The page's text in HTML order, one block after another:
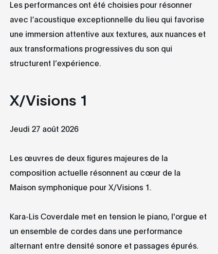
Les performances ont été choisies pour résonner
avec l’acoustique exceptionnelle du lieu qui favorise
une immersion attentive aux textures, aux nuances et
aux transformations progressives du son qui
structurent l’expérience.
X/Visions 1
Jeudi 27 août 2026
Les œuvres de deux figures majeures de la
composition actuelle résonnent au cœur de la
Maison symphonique pour X/Visions 1.
Kara-Lis Coverdale met en tension le piano, l'orgue et
un ensemble de cordes dans une performance
alternant entre densité sonore et passages épurés.